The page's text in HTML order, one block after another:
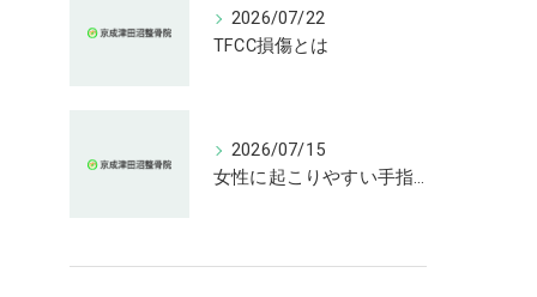
2026/07/22
TFCC損傷とは
2026/07/15
女性に起こりやすい手指の変形とは